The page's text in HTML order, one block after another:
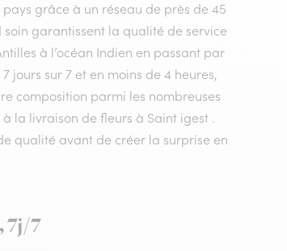
grâce à un réseau de près de 45
soin garantissent la qualité de service
à l’océan Indien en passant par
jours sur 7 et en moins de 4 heures,
composition parmi les nombreuses
la livraison de fleurs à Saint igest .
qualité avant de créer la surprise en
7j/7